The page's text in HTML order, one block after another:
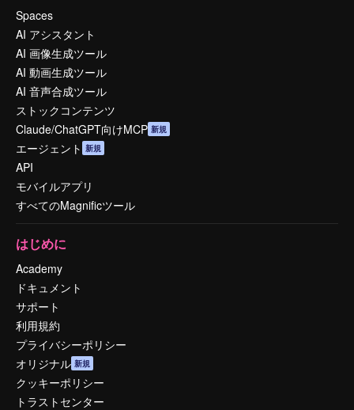
Spaces
AI アシスタント
AI 画像生成ツール
AI 動画生成ツール
AI 音声合成ツール
ストックコンテンツ
Claude/ChatGPT向けMCP 新規
エージェント 新規
API
モバイルアプリ
すべてのMagnificツール
はじめに
Academy
ドキュメント
サポート
利用規約
プライバシーポリシー
オリジナル 新規
クッキーポリシー
トラストセンター